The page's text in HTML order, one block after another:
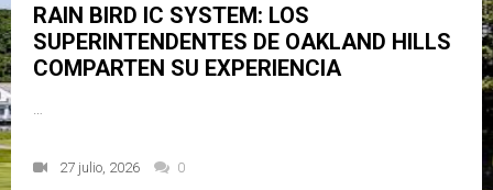
RAIN BIRD IC SYSTEM: LOS
SUPERINTENDENTES DE OAKLAND HILLS
COMPARTEN SU EXPERIENCIA
27 julio, 2026 0